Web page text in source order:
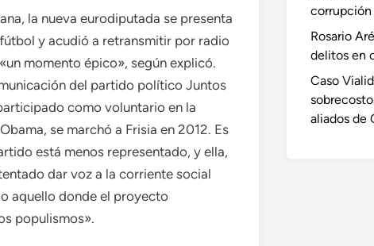
la nueva eurodiputada se presenta
y acudió a retransmitir por radio
momento épico», según explicó.
del partido político Juntos
como voluntario en la
se marchó a Frisia en 2012. Es
está menos representado, y ella,
dar voz a la corriente social
aquello donde el proyecto
populismos».
corrupción
Rosario
delitos en
Caso
aliados de